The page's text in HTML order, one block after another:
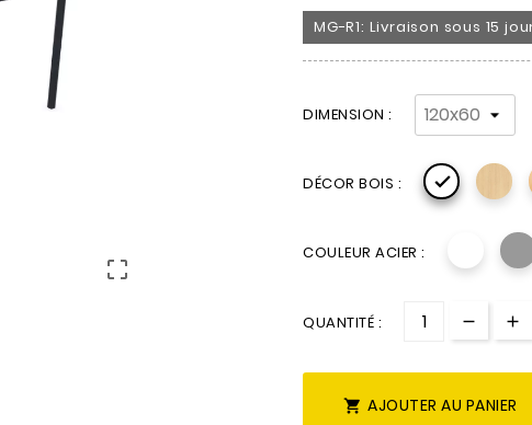

MG-R1: Livraison sous 15
DIMENSION :
DÉCOR BOIS : 
COULEUR ACIER :
QUANTITÉ :
 AJOUTER AU PANIER